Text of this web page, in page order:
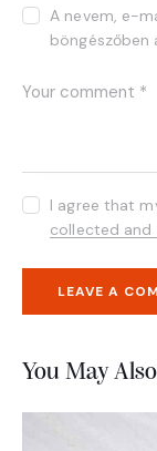
A nevem, e-
böngészőben
I agree that
collected and
You May